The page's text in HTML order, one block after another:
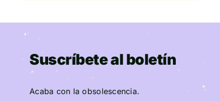
Suscríbete al boletín
Acaba con la obsolescencia.